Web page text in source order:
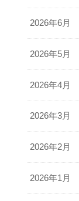
2026年6月
2026年5月
2026年4月
2026年3月
2026年2月
2026年1月